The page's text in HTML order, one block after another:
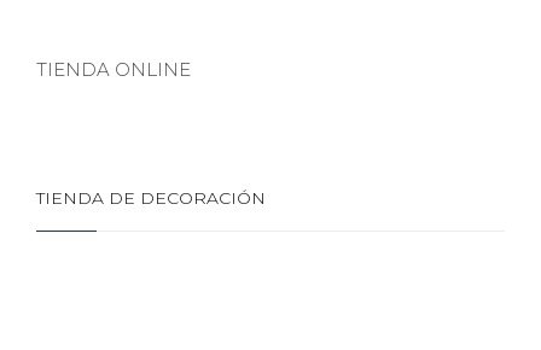
TIENDA ONLINE
TIENDA DE DECORACIÓN